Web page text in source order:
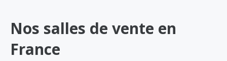
Nos salles de vente en
France